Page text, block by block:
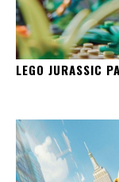
LEGO JURASSIC